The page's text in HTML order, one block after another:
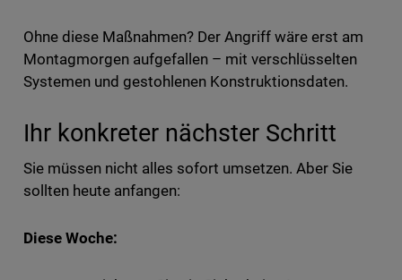
Ohne diese Maßnahmen? Der Angriff wäre erst am
Montagmorgen aufgefallen – mit verschlüsselten
Systemen und gestohlenen Konstruktionsdaten.
Ihr konkreter nächster Schritt
Sie müssen nicht alles sofort umsetzen. Aber Sie
sollten heute anfangen:
Diese Woche: